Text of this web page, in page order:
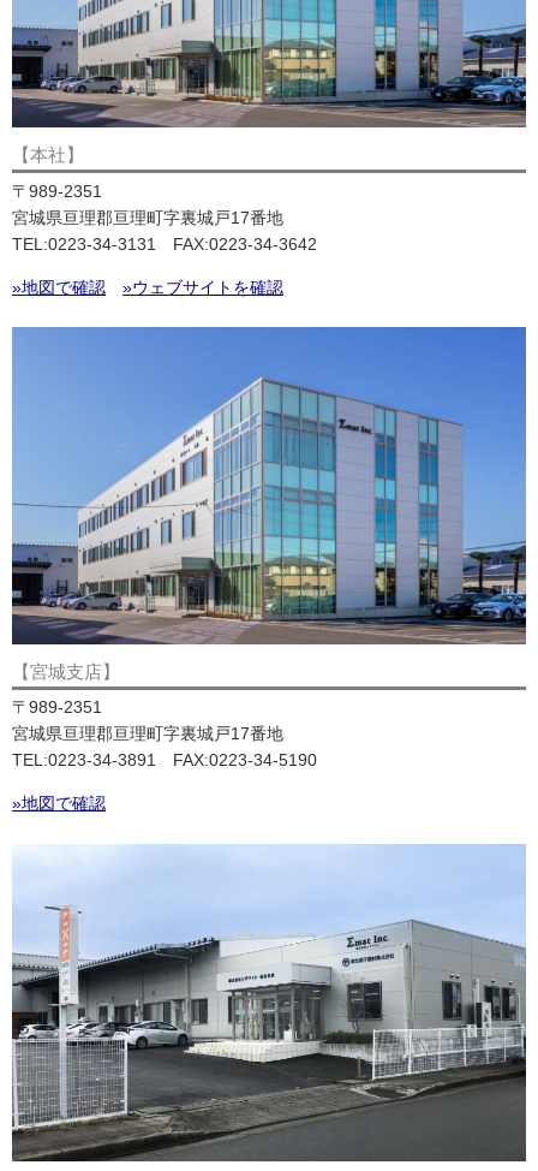
【本社】
〒989-2351
宮城県亘理郡亘理町字裏城戸17番地
TEL:0223-34-3131 FAX:0223-34-3642
»地図で確認 »ウェブサイトを確認
【宮城支店】
〒989-2351
宮城県亘理郡亘理町字裏城戸17番地
TEL:0223-34-3891 FAX:0223-34-5190
»地図で確認